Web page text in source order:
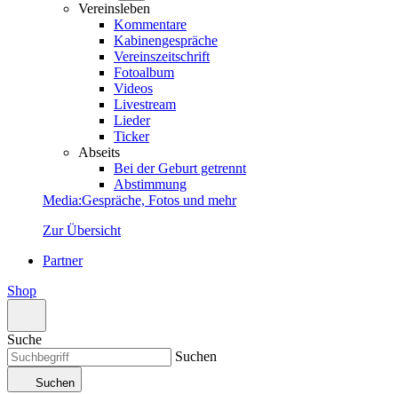
Vereinsleben
Kommentare
Kabinengespräche
Vereinszeitschrift
Fotoalbum
Videos
Livestream
Lieder
Ticker
Abseits
Bei der Geburt getrennt
Abstimmung
Media:Gespräche, Fotos und mehr
Zur Übersicht
Partner
Shop
Suche
Suchen
Suchen